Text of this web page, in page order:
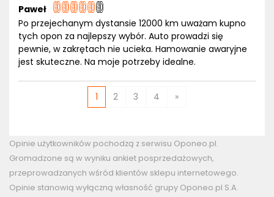
Paweł
Po przejechanym dystansie 12000 km uważam kupno
tych opon za najlepszy wybór. Auto prowadzi się
pewnie, w zakrętach nie ucieka. Hamowanie awaryjne
jest skuteczne. Na moje potrzeby idealne.
1 2 3 4 »
Opinie użytkowników pochodzą z serwisu Oponeo.pl.
Gromadzone są w wyniku ankiet posprzedażowych,
przeprowadzanych wśród klientów sklepu internetowego.
Opinie stanowią wyłączną własność grupy Oponeo.pl S.A.